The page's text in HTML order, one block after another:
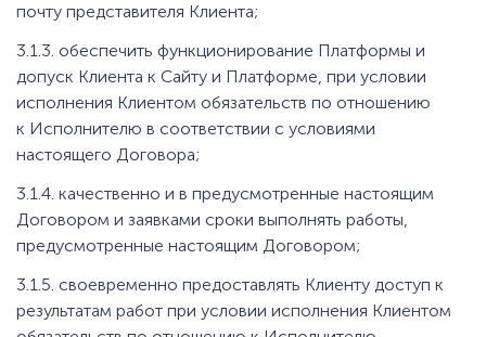
почту представителя Клиента;
3.1.3. обеспечить функционирование Платформы и
допуск Клиента к Сайту и Платформе, при условии
исполнения Клиентом обязательств по отношению
к Исполнителю в соответствии с условиями
настоящего Договора;
3.1.4. качественно и в предусмотренные настоящим
Договором и заявками сроки выполнять работы,
предусмотренные настоящим Договором;
3.1.5. своевременно предоставлять Клиенту доступ к
результатам работ при условии исполнения Клиентом